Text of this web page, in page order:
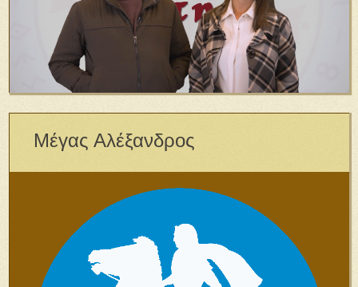
Μέγας Αλέξανδρος